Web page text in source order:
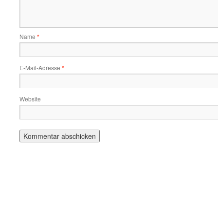
Name *
E-Mail-Adresse *
Website